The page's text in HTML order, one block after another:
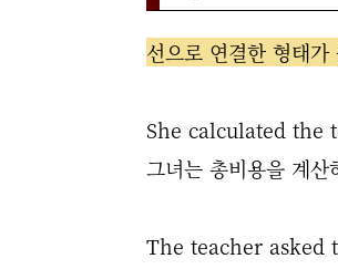
선으로 연결한 형태
She calculated
그녀는 총비용을 계
The teacher